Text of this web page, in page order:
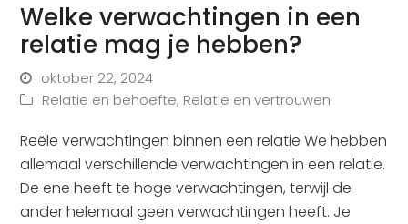
Welke verwachtingen in een
relatie mag je hebben?
oktober 22, 2024
Relatie en behoefte, Relatie en vertrouwen
Reële verwachtingen binnen een relatie We hebben
allemaal verschillende verwachtingen in een relatie.
De ene heeft te hoge verwachtingen, terwijl de
ander helemaal geen verwachtingen heeft. Je